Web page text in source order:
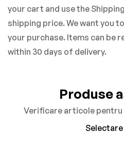
your cart and use the
shipping price. We want you
your purchase. Items can be
within 30 days of delivery.
Produse
Verificare articole pentru